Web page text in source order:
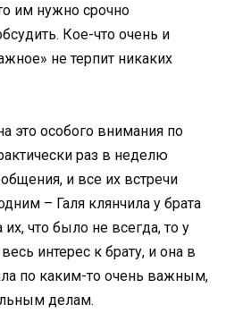
им нужно срочно
Кое-что очень и
не терпит никаких
это особого внимания по
раз в неделю
и все их встречи
– Галя клянчила у брата
их, что было не всегда, то у
интерес к брату, и она в
по каким-то очень важным,
делам.